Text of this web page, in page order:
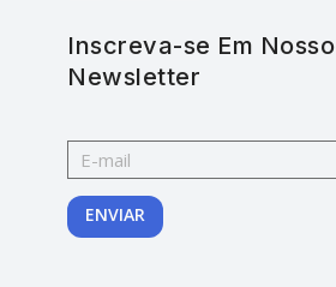
Inscreva-se Em Nosso
Newsletter
ENVIAR